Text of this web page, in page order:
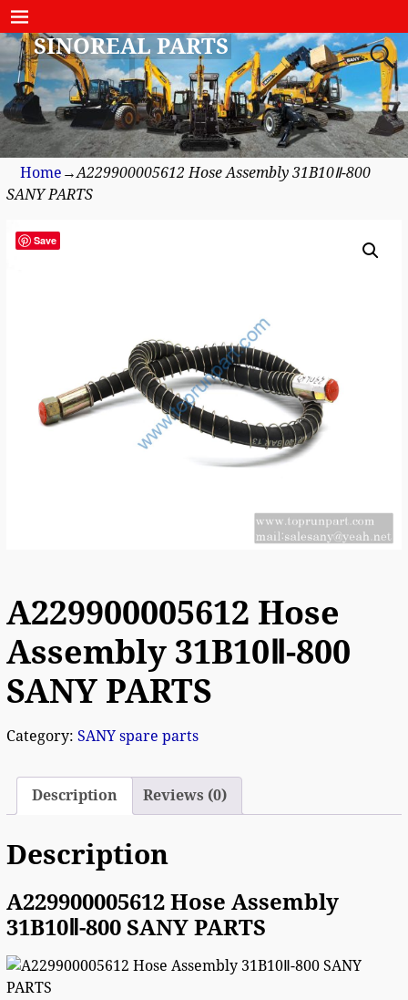
SINOREAL PARTS
Home →A229900005612 Hose Assembly 31B10Ⅱ-800
SANY PARTS
Save
A229900005612 Hose
Assembly 31B10Ⅱ-800
SANY PARTS
Category: SANY spare parts
Description Reviews (0)
Description
A229900005612 Hose Assembly
31B10Ⅱ-800 SANY PARTS